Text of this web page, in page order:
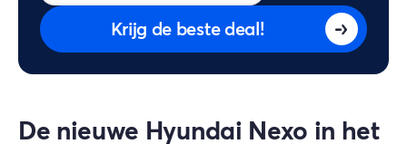
De nieuwe Hyundai Nexo in het
Krijg de beste deal!